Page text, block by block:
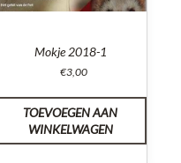
Mokje 2018-1
€3,00
TOEVOEGEN AAN
WINKELWAGEN